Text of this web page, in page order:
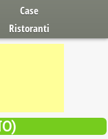
Case
Ristoranti